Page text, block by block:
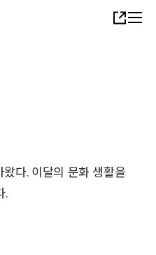
Share
다. 이달의 문화 생활을
.